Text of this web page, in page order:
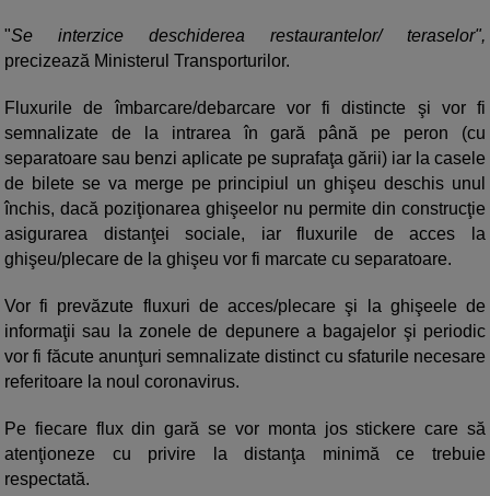
"Se interzice deschiderea restaurantelor/ teraselor",
precizează Ministerul Transporturilor.
Fluxurile de îmbarcare/debarcare vor fi distincte şi vor fi
semnalizate de la intrarea în gară până pe peron (cu
separatoare sau benzi aplicate pe suprafaţa gării) iar la casele
de bilete se va merge pe principiul un ghişeu deschis unul
închis, dacă poziţionarea ghişeelor nu permite din construcţie
asigurarea distanţei sociale, iar fluxurile de acces la
ghişeu/plecare de la ghişeu vor fi marcate cu separatoare.
Vor fi prevăzute fluxuri de acces/plecare şi la ghişeele de
informaţii sau la zonele de depunere a bagajelor şi periodic
vor fi făcute anunţuri semnalizate distinct cu sfaturile necesare
referitoare la noul coronavirus.
Pe fiecare flux din gară se vor monta jos stickere care să
atenţioneze cu privire la distanţa minimă ce trebuie
respectată.